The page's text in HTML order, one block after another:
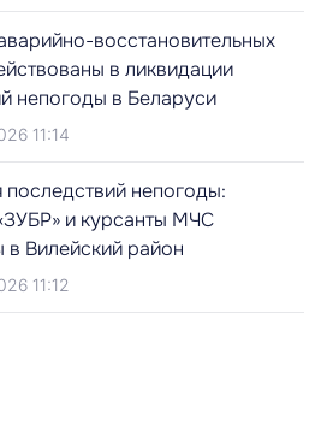
восстановительных
в ликвидации
непогоды в Беларуси
11:14
последствий непогоды:
и курсанты МЧС
в Вилейский район
11:12